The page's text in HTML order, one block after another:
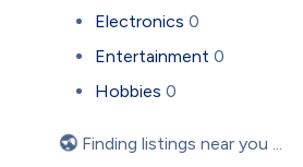
Electronics0
Entertainment0
Hobbies0
Finding listings near you ...